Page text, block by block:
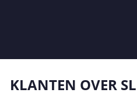
KLANTEN OVER